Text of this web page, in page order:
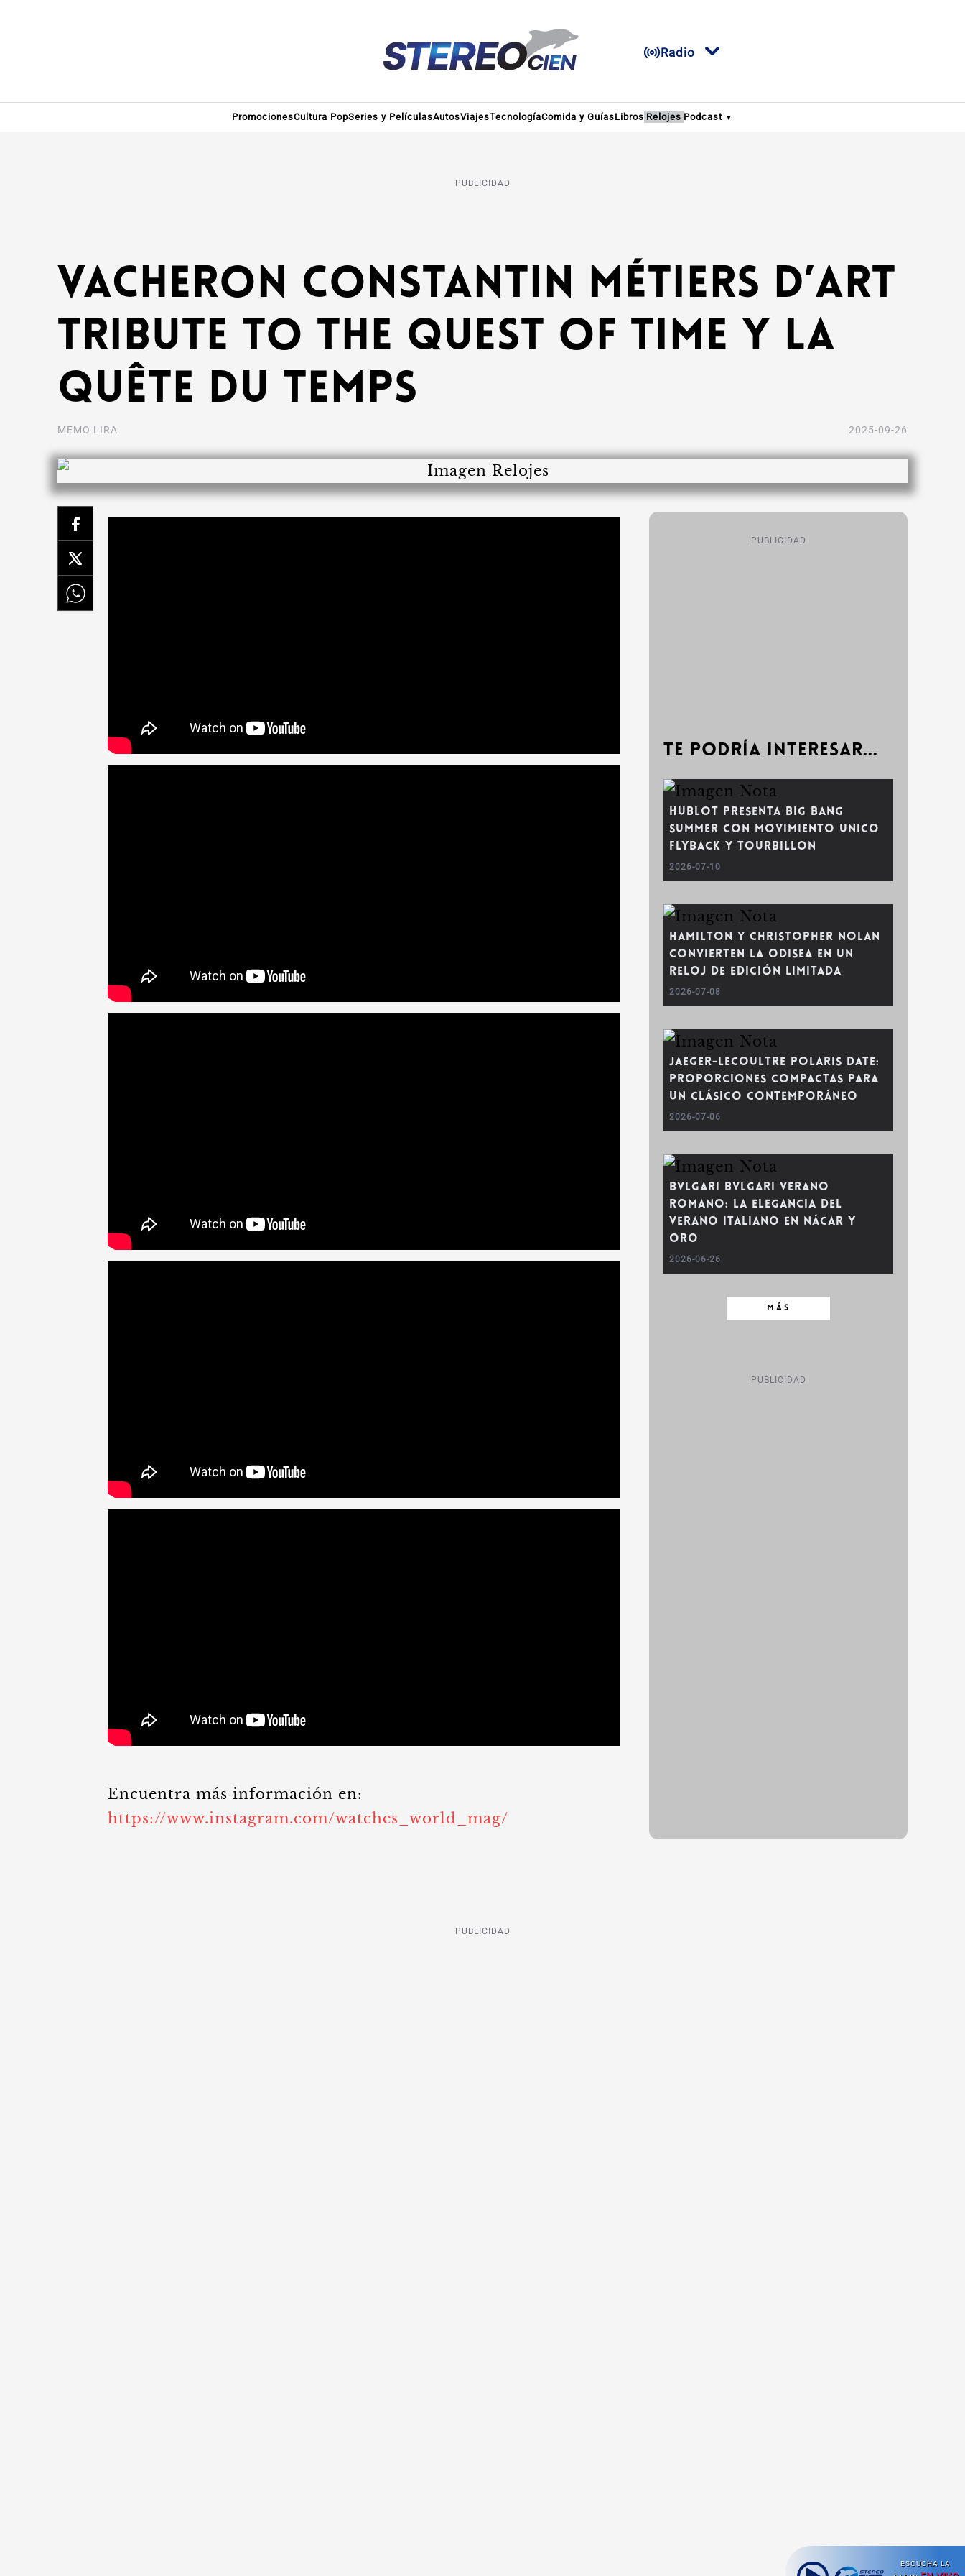
Radio
PromocionesCultura PopSeries y PelículasAutosViajesTecnologíaComida y GuíasLibros Relojes Podcast
PUBLICIDAD
Vacheron Constantin Métiers d’Art
Tribute to the Quest of Time y La
Quête du Temps
MEMO LIRA 2025-09-26
Encuentra más información en:
https://www.instagram.com/watches_world_mag/
PUBLICIDAD
Te podría interesar...
Hublot presenta Big Bang
Summer con movimiento Unico
Flyback y Tourbillon
2026-07-10
Hamilton y Christopher Nolan
convierten La Odisea en un
reloj de edición limitada
2026-07-08
Jaeger-LeCoultre Polaris Date:
proporciones compactas para
un clásico contemporáneo
2026-07-06
Bvlgari Bvlgari Verano
Romano: la elegancia del
verano italiano en nácar y
oro
2026-06-26
MÁS
PUBLICIDAD
PUBLICIDAD
ESCUCHA LA